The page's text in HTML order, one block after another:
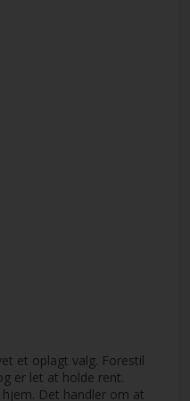
et oplagt valg. Forestil
er let at holde rent.
Det handler om at